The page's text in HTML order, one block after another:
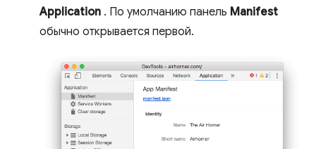
Application . По умолчанию панель Manifest
обычно открывается первой.